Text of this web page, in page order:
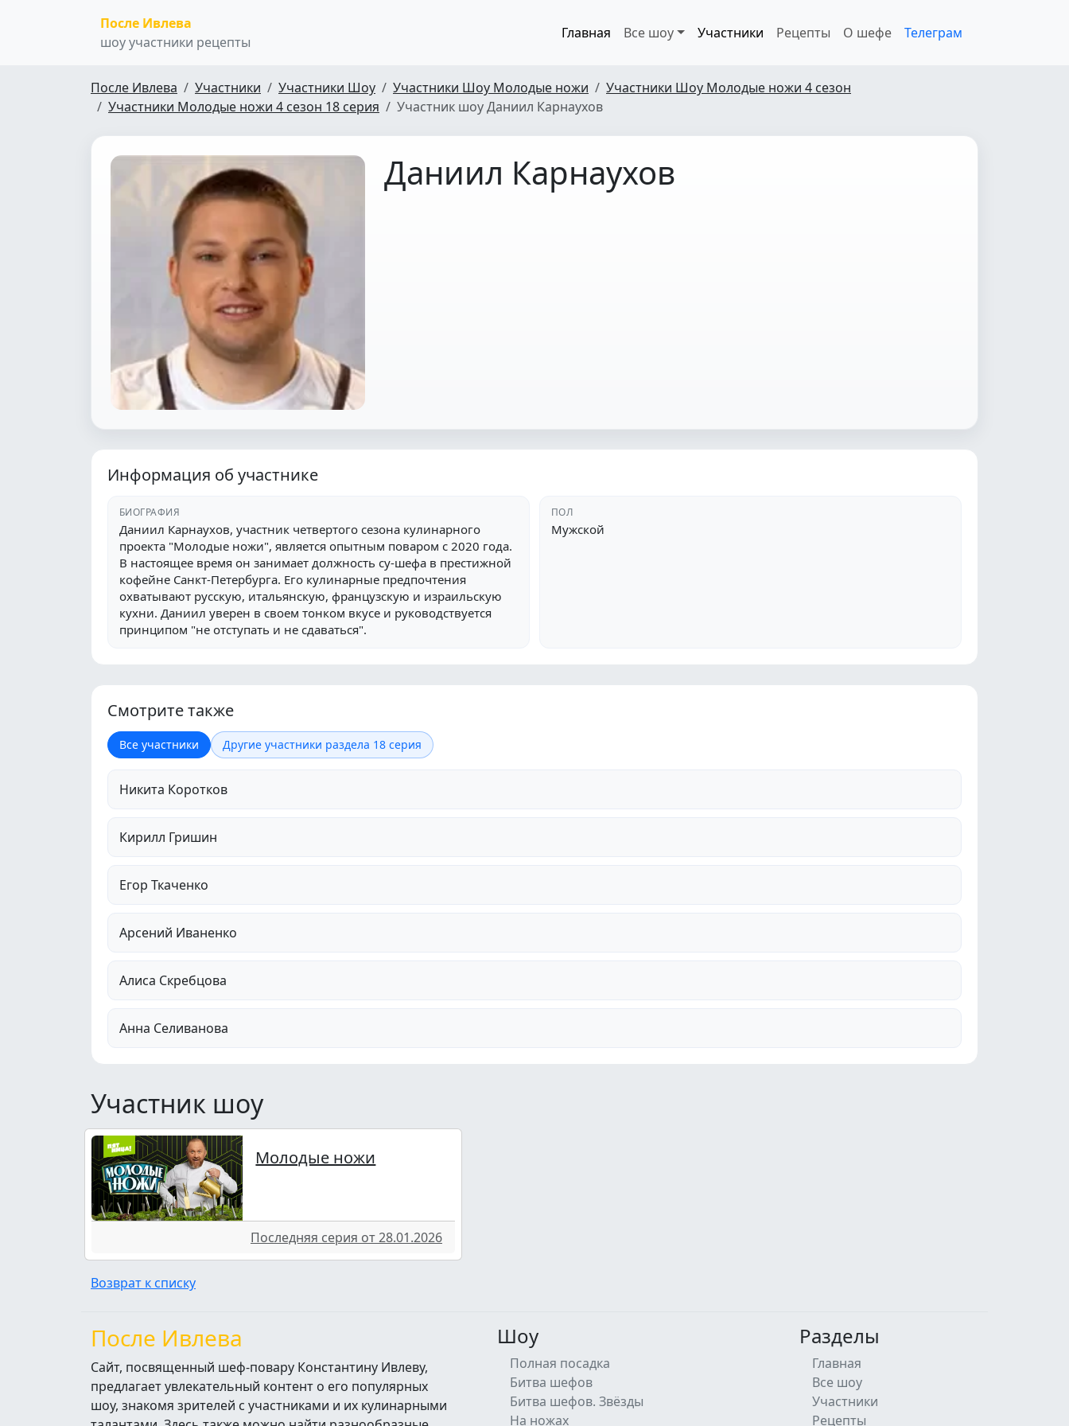
После Ивлева
шоу участники рецепты
Главная Все шоу Участники Рецепты О шефе Телеграм
После Ивлева Участники Участники Шоу Участники Шоу Молодые ножи
Участники Шоу Молодые ножи 4 сезон
Участники Молодые ножи 4 сезон 18 серия
Участник шоу Даниил Карнаухов
Даниил Карнаухов
Информация об участнике
БИОГРАФИЯ
Даниил Карнаухов, участник четвертого сезона кулинарного
проекта "Молодые ножи", является опытным поваром с 2020 года.
В настоящее время он занимает должность су-шефа в престижной
кофейне Санкт-Петербурга. Его кулинарные предпочтения
охватывают русскую, итальянскую, французскую и израильскую
кухни. Даниил уверен в своем тонком вкусе и руководствуется
принципом "не отступать и не сдаваться".
ПОЛ
Мужской
Смотрите также
Все участники Другие участники раздела 18 серия
Никита Коротков
Кирилл Гришин
Егор Ткаченко
Арсений Иваненко
Алиса Скребцова
Анна Селиванова
Участник шоу
Молодые ножи
Последняя серия от 28.01.2026
Возврат к списку
После Ивлева
Сайт, посвященный шеф-повару Константину Ивлеву,
предлагает увлекательный контент о его популярных
шоу, знакомя зрителей с участниками и их кулинарными
Шоу
Полная посадка
Битва шефов
Битва шефов. Звёзды
На ножах
Разделы
Главная
Все шоу
Участники
Рецепты